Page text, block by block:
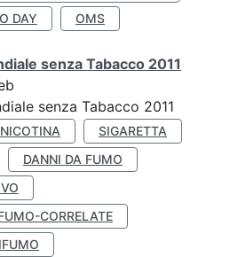
DAY
OMS
senza Tabacco 2011
senza Tabacco 2011
NICOTINA
SIGARETTA
DANNI DA FUMO
CORRELATE